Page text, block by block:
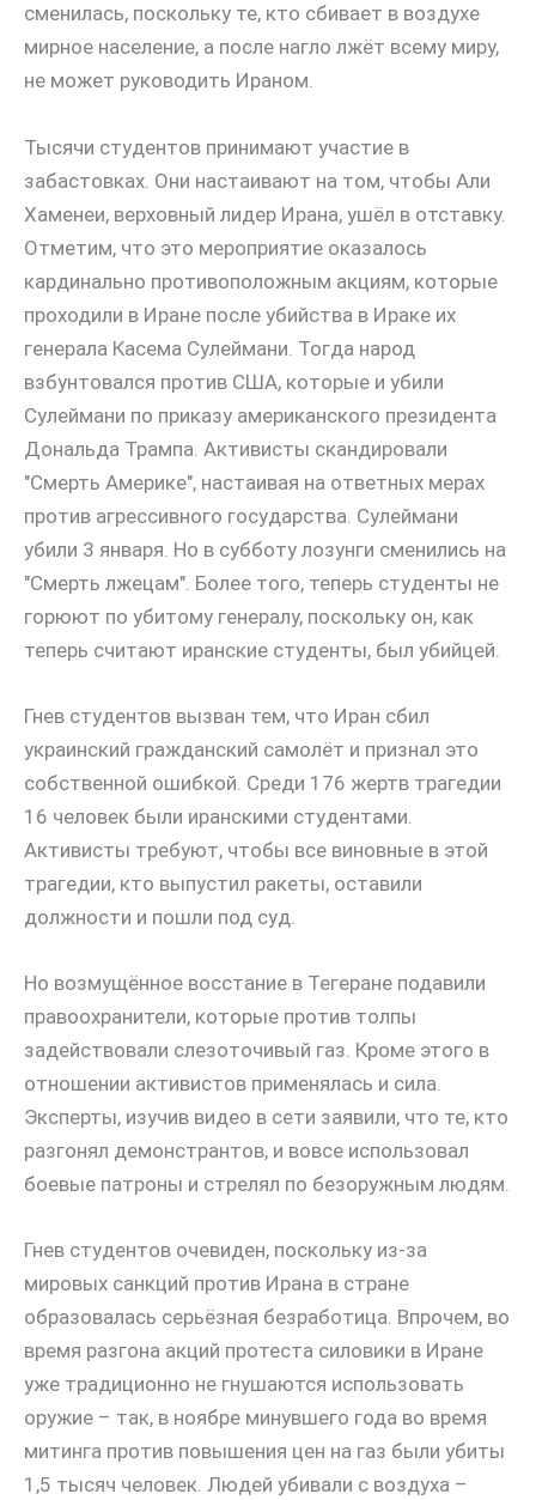
сменилась, поскольку те, кто сбивает в воздухе
мирное население, а после нагло лжёт всему миру,
не может руководить Ираном.
Тысячи студентов принимают участие в
забастовках. Они настаивают на том, чтобы Али
Хаменеи, верховный лидер Ирана, ушёл в отставку.
Отметим, что это мероприятие оказалось
кардинально противоположным акциям, которые
проходили в Иране после убийства в Ираке их
генерала Касема Сулеймани. Тогда народ
взбунтовался против США, которые и убили
Сулеймани по приказу американского президента
Дональда Трампа. Активисты скандировали
"Смерть Америке", настаивая на ответных мерах
против агрессивного государства. Сулеймани
убили 3 января. Но в субботу лозунги сменились на
"Смерть лжецам". Более того, теперь студенты не
горюют по убитому генералу, поскольку он, как
теперь считают иранские студенты, был убийцей.
Гнев студентов вызван тем, что Иран сбил
украинский гражданский самолёт и признал это
собственной ошибкой. Среди 176 жертв трагедии
16 человек были иранскими студентами.
Активисты требуют, чтобы все виновные в этой
трагедии, кто выпустил ракеты, оставили
должности и пошли под суд.
Но возмущённое восстание в Тегеране подавили
правоохранители, которые против толпы
задействовали слезоточивый газ. Кроме этого в
отношении активистов применялась и сила.
Эксперты, изучив видео в сети заявили, что те, кто
разгонял демонстрантов, и вовсе использовал
боевые патроны и стрелял по безоружным людям.
Гнев студентов очевиден, поскольку из-за
мировых санкций против Ирана в стране
образовалась серьёзная безработица. Впрочем, во
время разгона акций протеста силовики в Иране
уже традиционно не гнушаются использовать
оружие – так, в ноябре минувшего года во время
митинга против повышения цен на газ были убиты
1,5 тысяч человек. Людей убивали с воздуха –